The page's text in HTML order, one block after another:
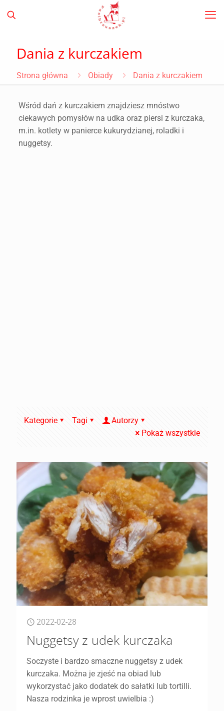
Dania z kurczakiem
Strona główna Obiady Dania z kurczakiem
Wśród dań z kurczakiem znajdziesz mnóstwo
ciekawych pomysłów na udka oraz piersi z kurczaka,
m.in. kotlety w panierce kukurydzianej, roladki i
nuggetsy.
Kategorie Tagi
Autorzy
Pokaż wszystkie
2022-02-28
Nuggetsy z udek kurczaka
Soczyste i bardzo smaczne nuggetsy z udek
kurczaka. Można je zjeść na obiad lub
wykorzystać jako dodatek do sałatki lub tortilli.
Nasza rodzinka je wprost uwielbia :)